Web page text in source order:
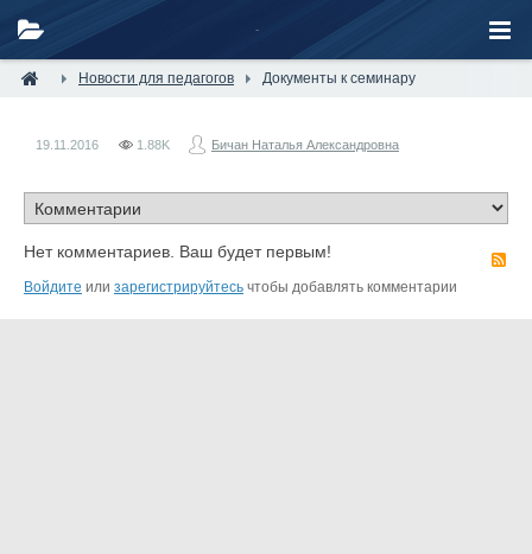
Новости для педагогов Документы к семинару
19.11.2016 1.88K Бичан Наталья Александровна
Нет комментариев. Ваш будет первым!
Войдите или зарегистрируйтесь чтобы добавлять комментарии